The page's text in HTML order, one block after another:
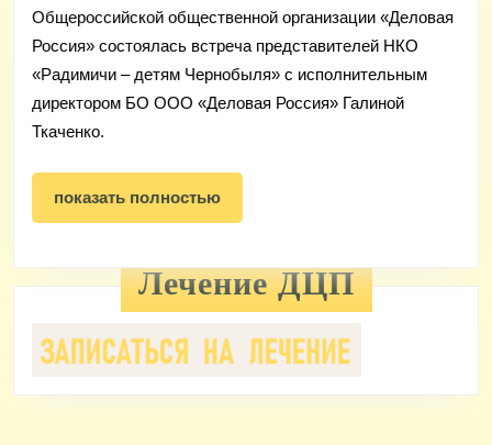
Общероссийской общественной организации «Деловая
Россия» состоялась встреча представителей НКО
«Радимичи – детям Чернобыля» с исполнительным
директором БО ООО «Деловая Россия» Галиной
Ткаченко.
показать полностьюпоказать
полностью
Лечение ДЦП